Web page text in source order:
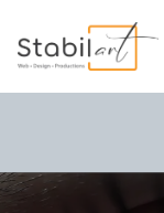
στο